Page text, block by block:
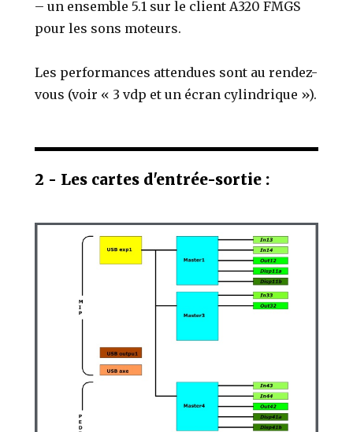
– un ensemble 5.1 sur le client A320 FMGS
pour les sons moteurs.
Les performances attendues sont au rendez-
vous (voir « 3 vdp et un écran cylindrique »).
2 - Les cartes d'entrée-sortie :